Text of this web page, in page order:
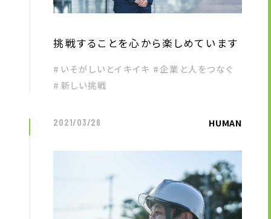
挑戦することを心から楽しめています
#いそがしいとイキイキ #企業と人をつなぐ
#新しい挑戦
HUMAN
2021/03/26